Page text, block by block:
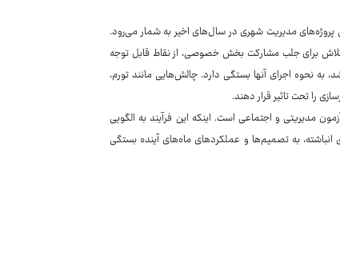
پروژه‌های مدیریت شهری در سال‌های اخیر به شمار می‌رود.
برای جلب مشارکت بخش خصوصی، از نقاط قابل توجه
به نحوه اجرای آنها بستگی دارد. چالش‌هایی مانند تورم،
را تحت تاثیر قرار دهند.
مدیریتی و اجتماعی است. اینکه این فرآیند به الگویی
به تصمیم‌ها و عملکردهای ماه‌های آینده بستگی